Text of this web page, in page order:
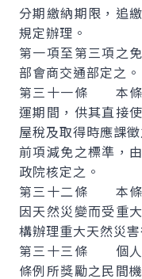
分期繳納期限，追
規定辦理。
第一項至第三項之
部會商交通部定之。
第三十一條 本條
運期間，供其直接
屋稅及取得時應課
前項減免之標準，
政院核定之。
第三十二條 本條
因天然災變而受重
構辦理重大天然災
第三十三條 個人
條例所獎勵之民間